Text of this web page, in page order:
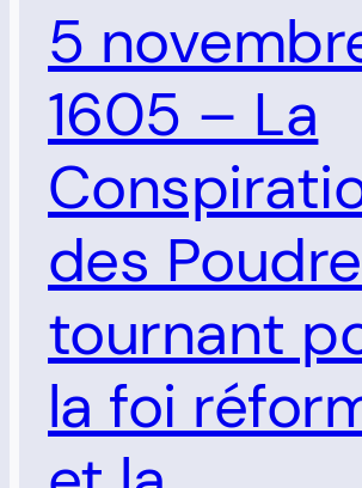
5
1605 – La
des
tournant
la foi